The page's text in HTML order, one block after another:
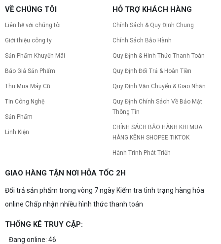
VỀ CHÚNG TÔI
Liên hệ với chúng tôi
Giới thiệu công ty
Sản Phẩm Khuyến Mãi
Báo Giá Sản Phẩm
Thu Mua Máy Cũ
Tin Công Nghệ
Sản Phẩm
Linh Kiện
HỖ TRỢ KHÁCH HÀNG
Chính Sách & Quy Định Chung
Chính Sách Bảo Hành
Quy Định & Hình Thức Thanh Toán
Quy Định Đổi Trả & Hoàn Tiền
Quy Định Vận Chuyển & Giao Nhận
Quy Định Chính Sách Về Bảo Mật
Thông Tin
CHÍNH SÁCH BẢO HÀNH KHI MUA
HÀNG KÊNH SHOPEE TIKTOK
Hành Trình Phát Triển
GIAO HÀNG TẬN NƠI HỎA TỐC 2H
Đổi trả sản phẩm trong vòng 7 ngày Kiểm tra tình trạng hàng hóa
online Chấp nhận nhiều hình thức thanh toán
THỐNG KÊ TRUY CẬP:
Đang online: 46